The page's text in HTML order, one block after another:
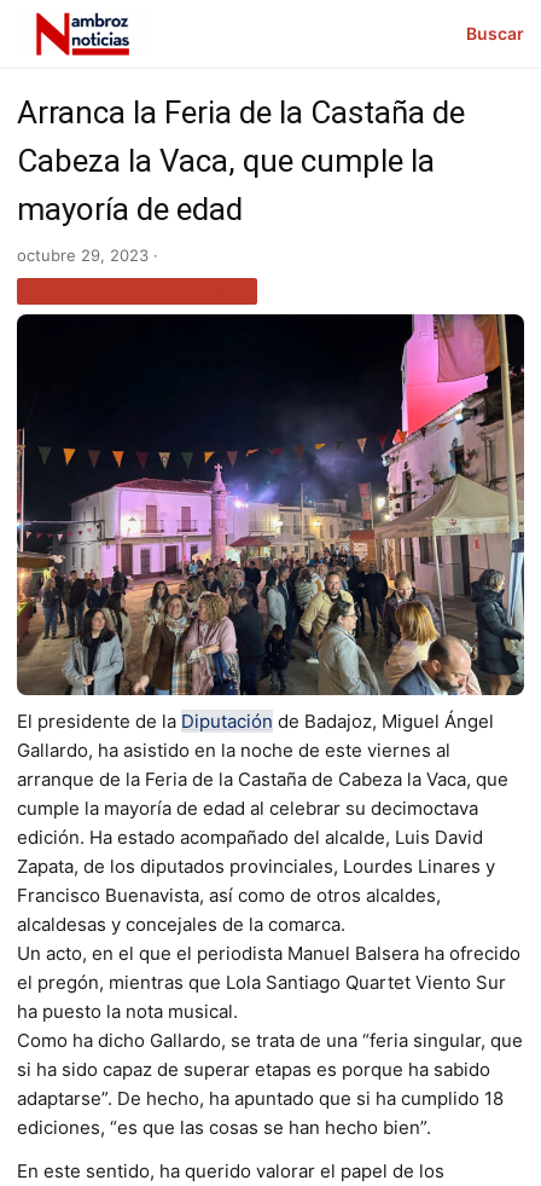
Buscar
Arranca la Feria de la Castaña de
Cabeza la Vaca, que cumple la
mayoría de edad
octubre 29, 2023 ·
El presidente de la Diputación de Badajoz, Miguel Ángel
Gallardo, ha asistido en la noche de este viernes al
arranque de la Feria de la Castaña de Cabeza la Vaca, que
cumple la mayoría de edad al celebrar su decimoctava
edición. Ha estado acompañado del alcalde, Luis David
Zapata, de los diputados provinciales, Lourdes Linares y
Francisco Buenavista, así como de otros alcaldes,
alcaldesas y concejales de la comarca.
Un acto, en el que el periodista Manuel Balsera ha ofrecido
el pregón, mientras que Lola Santiago Quartet Viento Sur
ha puesto la nota musical.
Como ha dicho Gallardo, se trata de una “feria singular, que
si ha sido capaz de superar etapas es porque ha sabido
adaptarse”. De hecho, ha apuntado que si ha cumplido 18
ediciones, “es que las cosas se han hecho bien”.
En este sentido, ha querido valorar el papel de los